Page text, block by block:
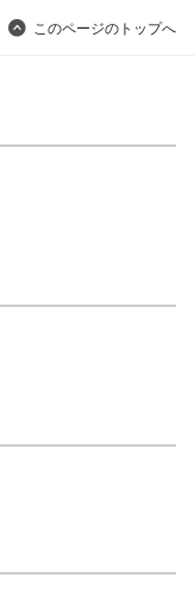
このページのトップへ